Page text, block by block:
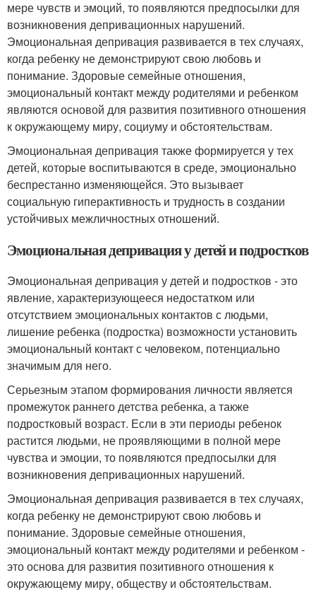
мере чувств и эмоций, то появляются предпосылки для
возникновения депривационных нарушений.
Эмоциональная депривация развивается в тех случаях,
когда ребенку не демонстрируют свою любовь и
понимание. Здоровые семейные отношения,
эмоциональный контакт между родителями и ребенком
являются основой для развития позитивного отношения
к окружающему миру, социуму и обстоятельствам.
Эмоциональная депривация также формируется у тех
детей, которые воспитываются в среде, эмоционально
беспрестанно изменяющейся. Это вызывает
социальную гиперактивность и трудность в создании
устойчивых межличностных отношений.
Эмоциональная депривация у детей и подростков
Эмоциональная депривация у детей и подростков - это
явление, характеризующееся недостатком или
отсутствием эмоциональных контактов с людьми,
лишение ребенка (подростка) возможности установить
эмоциональный контакт с человеком, потенциально
значимым для него.
Серьезным этапом формирования личности является
промежуток раннего детства ребенка, а также
подростковый возраст. Если в эти периоды ребенок
растится людьми, не проявляющими в полной мере
чувства и эмоции, то появляются предпосылки для
возникновения депривационных нарушений.
Эмоциональная депривация развивается в тех случаях,
когда ребенку не демонстрируют свою любовь и
понимание. Здоровые семейные отношения,
эмоциональный контакт между родителями и ребенком -
это основа для развития позитивного отношения к
окружающему миру, обществу и обстоятельствам.